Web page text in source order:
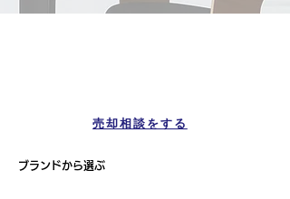
売却相談をする
ブランドから選ぶ